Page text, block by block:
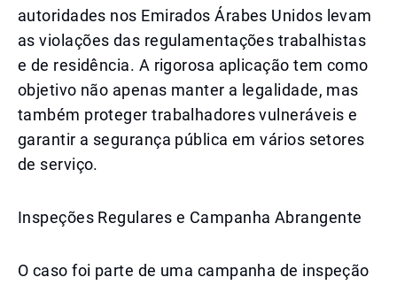
autoridades nos Emirados Árabes Unidos levam
as violações das regulamentações trabalhistas
e de residência. A rigorosa aplicação tem como
objetivo não apenas manter a legalidade, mas
também proteger trabalhadores vulneráveis e
garantir a segurança pública em vários setores
de serviço.
Inspeções Regulares e Campanha Abrangente
O caso foi parte de uma campanha de inspeção